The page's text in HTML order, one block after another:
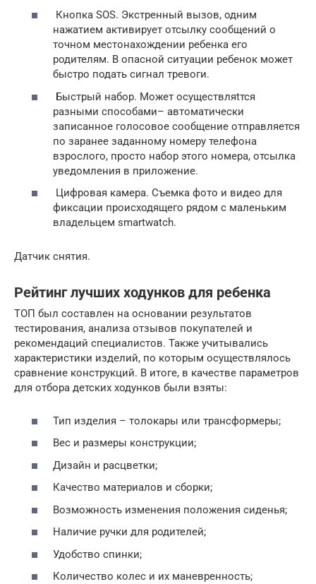
Кнопка SOS. Экстренный вызов, одним
нажатием активирует отсылку сообщений о
точном местонахождении ребенка его
родителям. В опасной ситуации ребенок может
быстро подать сигнал тревоги.
Быстрый набор. Может осуществляtтся
разными способами– автоматически
записанное голосовое сообщение отправляется
по заранее заданному номеру телефона
взрослого, просто набор этого номера, отсылка
уведомления в приложение.
Цифровая камера. Съемка фото и видео для
фиксации происходящего рядом с маленьким
владельцем smartwatch.
Датчик снятия.
Рейтинг лучших ходунков для ребенка
ТОП был составлен на основании результатов
тестирования, анализа отзывов покупателей и
рекомендаций специалистов. Также учитывались
характеристики изделий, по которым осуществлялось
сравнение конструкций. В итоге, в качестве параметров
для отбора детских ходунков были взяты:
Тип изделия – толокары или трансформеры;
Вес и размеры конструкции;
Дизайн и расцветки;
Качество материалов и сборки;
Возможность изменения положения сиденья;
Наличие ручки для родителей;
Удобство спинки;
Количество колес и их маневренность;